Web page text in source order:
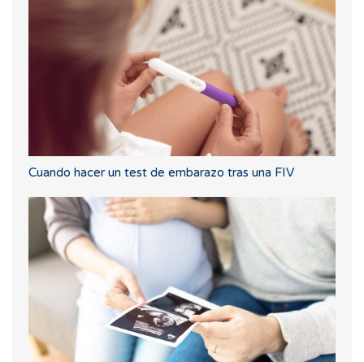
Cuando hacer un test de embarazo tras una FIV